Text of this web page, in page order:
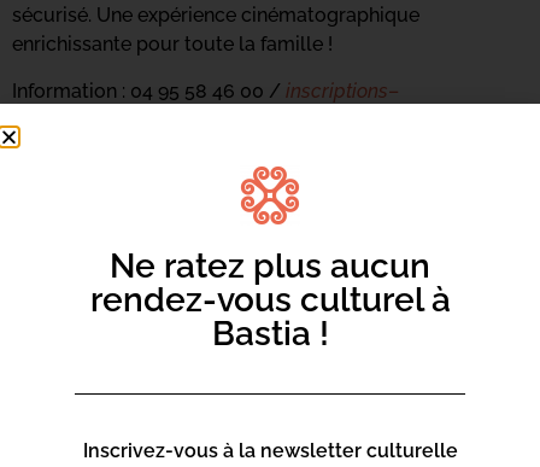
sécurisé. Une expérience cinématographique
enrichissante pour toute la famille !
Information : 04 95 58 46 00 / inscriptions–
Ne ratez plus aucun
rendez-vous culturel à
Bastia !
Inscrivez-vous à la newsletter culturelle